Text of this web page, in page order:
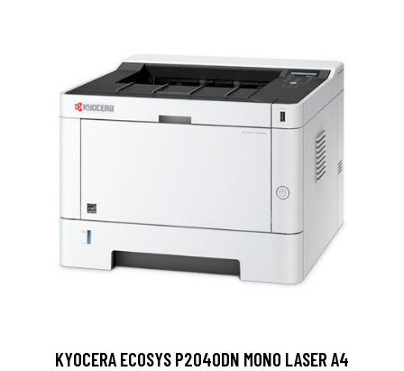
KYOCERA ECOSYS P2040DN MONO LASER A4